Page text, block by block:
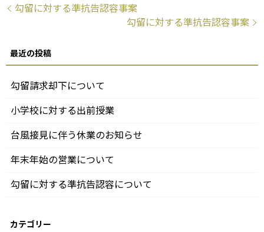
勾留に対する準抗告認容事案
勾留に対する準抗告認容事案
勾留請求却下について
小学校に対する出前授業
台風接見に伴う休業のお知らせ
年末年始の営業について
勾留に対する準抗告認容について